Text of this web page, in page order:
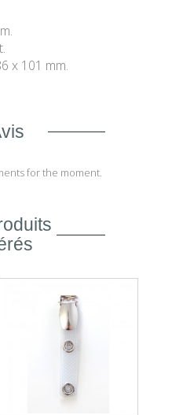
x 101 mm.
for the moment.